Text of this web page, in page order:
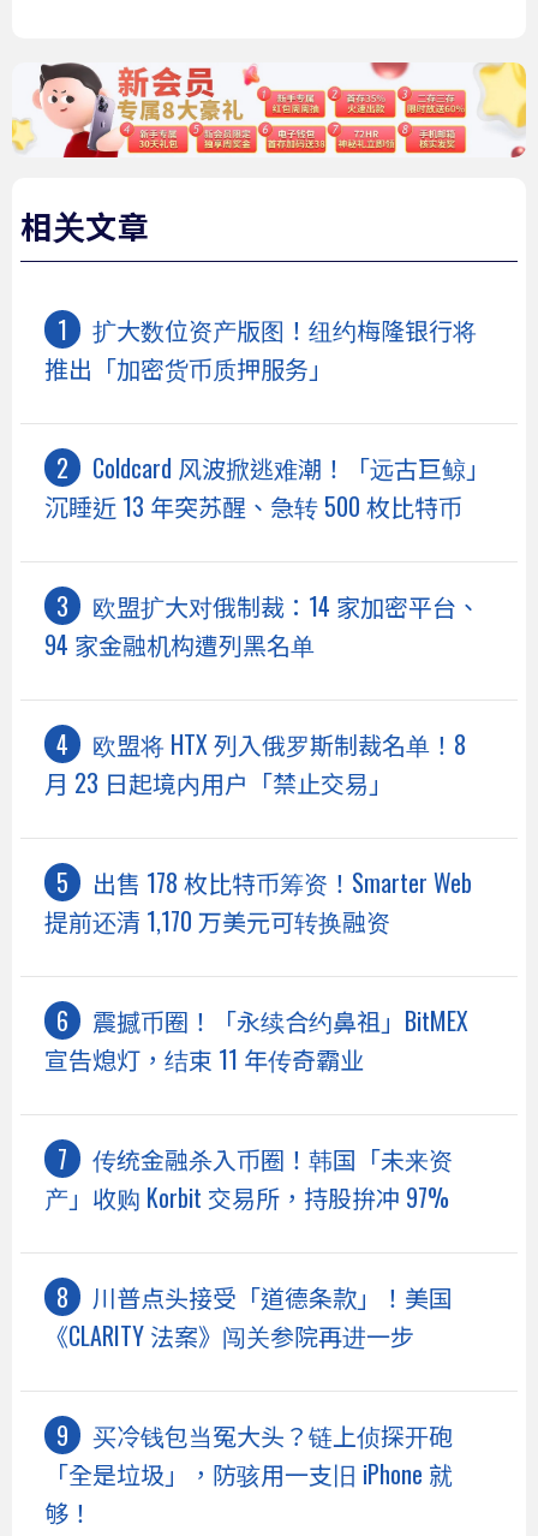
相关文章
扩大数位资产版图！纽约梅隆银行将
推出「加密货币质押服务」
Coldcard 风波掀逃难潮！「远古巨鲸」
沉睡近 13 年突苏醒、急转 500 枚比特币
欧盟扩大对俄制裁：14 家加密平台、
94 家金融机构遭列黑名单
欧盟将 HTX 列入俄罗斯制裁名单！8
月 23 日起境内用户「禁止交易」
出售 178 枚比特币筹资！Smarter Web
提前还清 1,170 万美元可转换融资
震撼币圈！「永续合约鼻祖」BitMEX
宣告熄灯，结束 11 年传奇霸业
传统金融杀入币圈！韩国「未来资
产」收购 Korbit 交易所，持股拚冲 97%
川普点头接受「道德条款」！美国
《CLARITY 法案》闯关参院再进一步
买冷钱包当冤大头？链上侦探开砲
「全是垃圾」，防骇用一支旧 iPhone 就
够！